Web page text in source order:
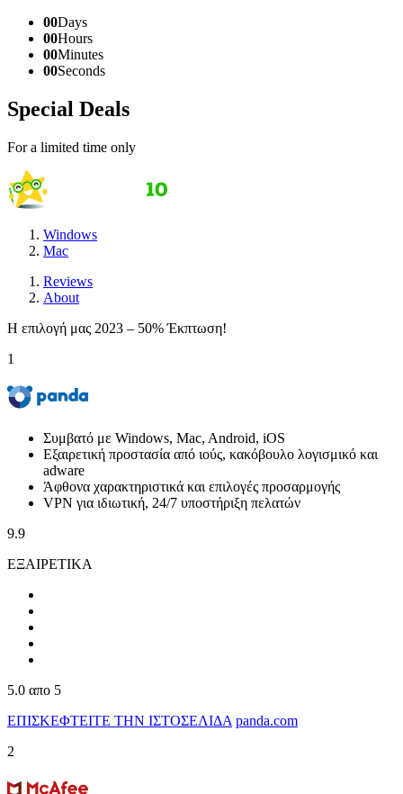
00Days
00Hours
00Minutes
00Seconds
Special Deals
For a limited time only
Windows
Mac
Reviews
About
Η επιλογή μας 2023 – 50% Έκπτωση!
1
Συμβατό με Windows, Mac, Android, iOS
Εξαιρετική προστασία από ιούς, κακόβουλο λογισμικό και
adware
Άφθονα χαρακτηριστικά και επιλογές προσαρμογής
VPN για ιδιωτική, 24/7 υποστήριξη πελατών
9.9
ΕΞΑΙΡΕΤΙΚΑ
5.0 απο 5
ΕΠΙΣΚΕΦΤΕΙΤΕ ΤΗΝ ΙΣΤΟΣΕΛΙΔΑ panda.com
2